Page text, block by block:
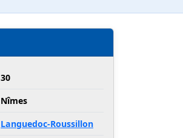
30
Nîmes
Languedoc-Roussillon